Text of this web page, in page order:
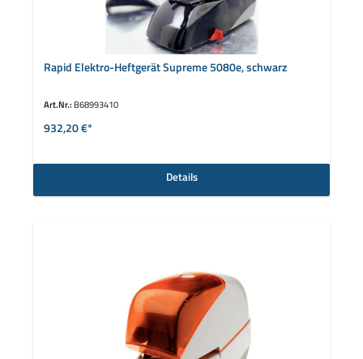
Rapid Elektro-Heftgerät Supreme 5080e, schwarz
Art.Nr.: B68993410
932,20 €*
Details